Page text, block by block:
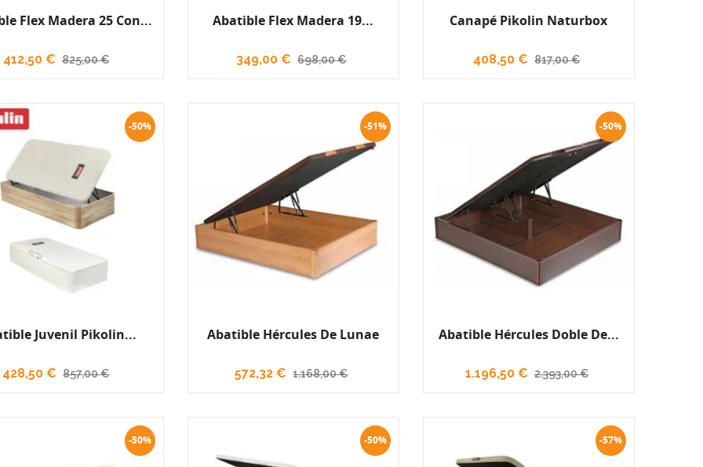
Flex Madera 25 Con...
412,50 € 825,00 €
Abatible Flex Madera 19...
349,00 € 698,00 €
Canapé Pikolin Naturbox
408,50 € 817,00 €
-50%
Juvenil Pikolin...
428,50 € 857,00 €
-51%
Abatible Hércules De Lunae
572,32 € 1.168,00 €
-50%
Abatible Hércules Doble De...
1.196,50 € 2.393,00 €
-50% -50% -57%